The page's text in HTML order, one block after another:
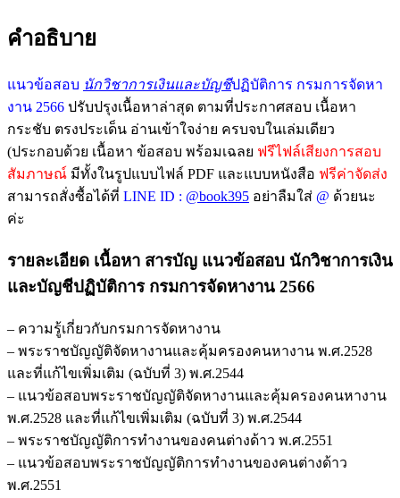
การ
การ
จัดหา
งาน
2566
อัพเดท
ล่าสุด
พร้อม
ชิ้น
คำอธิบาย
แนวข้อสอบ นักวิชาการเงินและบัญชีปฏิบัติการ กรมการจัดหา
งาน 2566 ปรับปรุงเนื้อหาล่าสุด ตามที่ประกาศสอบ เนื้อหา
กระชับ ตรงประเด็น อ่านเข้าใจง่าย ครบจบในเล่มเดียว
(ประกอบด้วย เนื้อหา ข้อสอบ พร้อมเฉลย ฟรีไฟล์เสียงการสอบ
สัมภาษณ์ มีทั้งในรูปแบบไฟล์ PDF และแบบหนังสือ ฟรีค่าจัดส่ง
สามารถสั่งซื้อได้ที่ LINE ID : @book395 อย่าลืมใส่ @ ด้วยนะ
ค่ะ
รายละเอียด เนื้อหา สารบัญ แนวข้อสอบ นักวิชาการเงิน
และบัญชีปฏิบัติการ กรมการจัดหางาน 2566
– ความรู้เกี่ยวกับกรมการจัดหางาน
– พระราชบัญญัติจัดหางานและคุ้มครองคนหางาน พ.ศ.2528
และที่แก้ไขเพิ่มเติม (ฉบับที่ 3) พ.ศ.2544
– แนวข้อสอบพระราชบัญญัติจัดหางานและคุ้มครองคนหางาน
พ.ศ.2528 และที่แก้ไขเพิ่มเติม (ฉบับที่ 3) พ.ศ.2544
– พระราชบัญญัติการทำงานของคนต่างด้าว พ.ศ.2551
– แนวข้อสอบพระราชบัญญัติการทำงานของคนต่างด้าว
พ.ศ.2551